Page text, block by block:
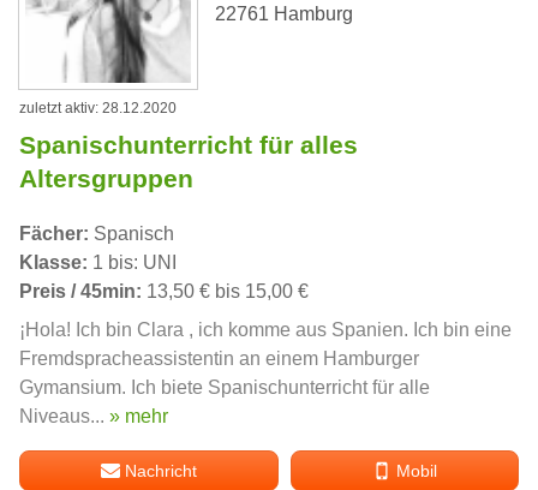
22761 Hamburg
zuletzt aktiv: 28.12.2020
Spanischunterricht für alles
Altersgruppen
Fächer: Spanisch
Klasse: 1 bis: UNI
Preis / 45min: 13,50 € bis 15,00 €
¡Hola! Ich bin Clara , ich komme aus Spanien. Ich bin eine
Fremdspracheassistentin an einem Hamburger
Gymansium. Ich biete Spanischunterricht für alle
Niveaus... » mehr
Nachricht Mobil